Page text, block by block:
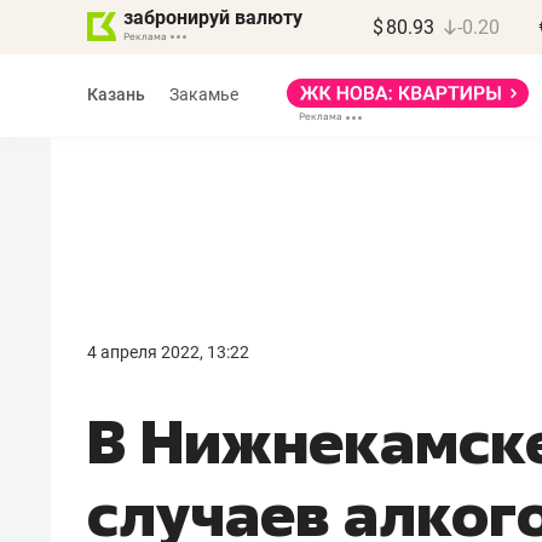
забронируй валюту $ 80.93 -0.20
Казань Закамье
4 апреля 2022, 13:22
В
случаев
правил, бизнес может
потерять минимум